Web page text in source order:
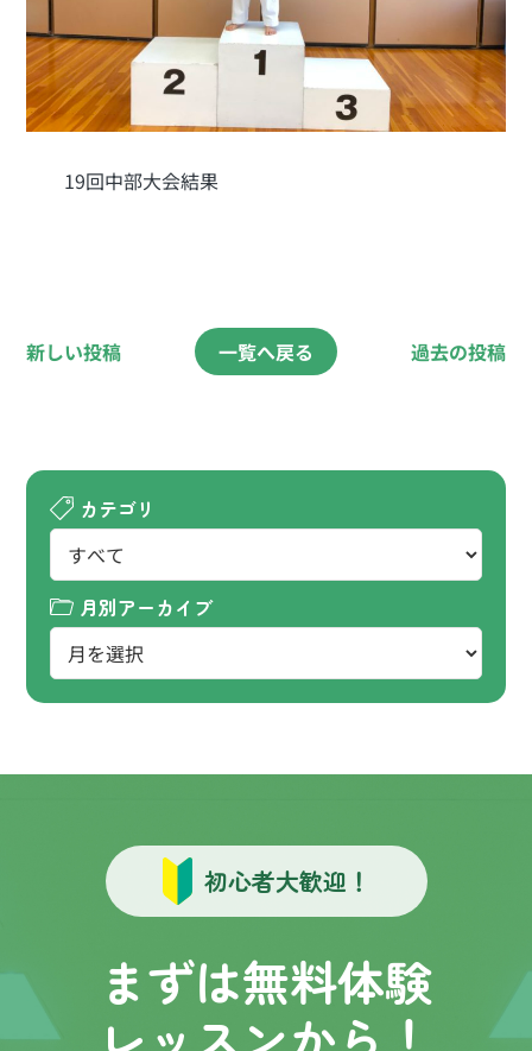
19回中部大会結果
新しい投稿 一覧へ戻る 過去の投稿
カテゴリ
月別アーカイブ
初心者大歓迎！
まずは無料体験